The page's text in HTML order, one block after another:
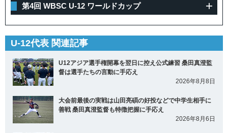
第4回 WBSC U-12 ワールドカップ
U-12代表 関連記事
U12アジア選手権開幕を翌日に控え公式練習 桑田真澄監
督は選手たちの言動に手応え
2026年8月8日
大会前最後の実戦は山田亮碩の好投などで中学生相手に
善戦 桑田真澄監督も特徴把握に手応え
2026年8月6日